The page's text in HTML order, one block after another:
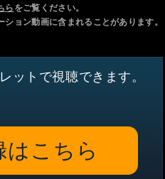
ら をご覧ください。
ョン動画に含まれることがあります。
ットで視聴できます。
はこちら